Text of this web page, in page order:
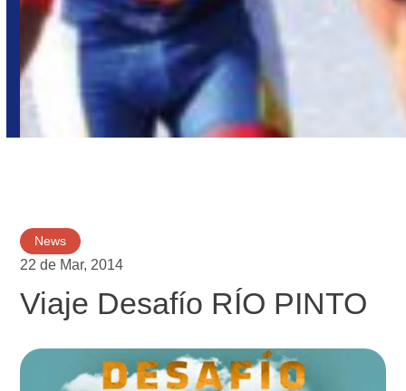
News
22 de Mar, 2014
Viaje Desafío RÍO PINTO